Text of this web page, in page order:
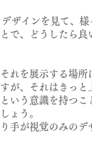
ザインを見て、様
で、どうしたら良
れを展示する場所
、それはきっと
いう意識を持つこ
ょう。
手が視覚のみのデ